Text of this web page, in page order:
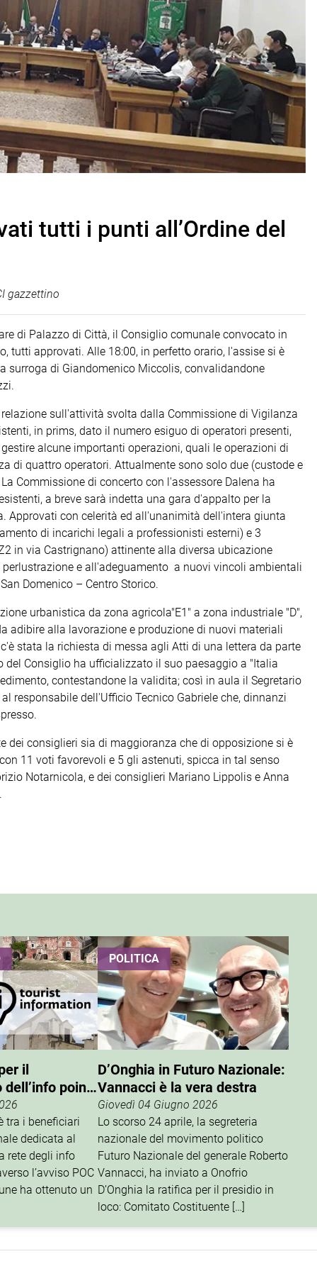
tutti i punti all’Ordine del
gazzettino
di Palazzo di Città, il Consiglio comunale convocato in
tutti approvati. Alle 18:00, in perfetto orario, l'assise si è
surroga di Giandomenico Miccolis, convalidandone
sull'attività svolta dalla Commissione di Vigilanza
in prims, dato il numero esiguo di operatori presenti,
alcune importanti operazioni, quali le operazioni di
di quattro operatori. Attualmente sono solo due (custode e
Commissione di concerto con l'assessore Dalena ha
a breve sarà indetta una gara d'appalto per la
Approvati con celerità ed all'unanimità dell'intera giunta
di incarichi legali a professionisti esterni) e 3
in via Castrignano) attinente alla diversa ubicazione
e all'adeguamento a nuovi vincoli ambientali
Domenico – Centro Storico.
urbanistica da zona agricola"E1" a zona industriale "D",
adibire alla lavorazione e produzione di nuovi materiali
stata la richiesta di messa agli Atti di una lettera da parte
Consiglio ha ufficializzato il suo paesaggio a "Italia
contestandone la validita; così in aula il Segretario
responsabile dell'Ufficio Tecnico Gabriele che, dinnanzi
dei consiglieri sia di maggioranza che di opposizione si è
11 voti favorevoli e 5 gli astenuti, spicca in tal senso
Notarnicola, e dei consiglieri Mariano Lippolis e Anna
il
point
tra i beneficiari
dedicata al
rete degli info
l’avviso POC
ha ottenuto un
POLITICA
D’Onghia in Futuro Nazionale:
Vannacci è la vera destra
Giovedì 04 Giugno 2026
Lo scorso 24 aprile, la segreteria
nazionale del movimento politico
Futuro Nazionale del generale Roberto
Vannacci, ha inviato a Onofrio
D’Onghia la ratifica per il presidio in
loco: Comitato Costituente […]